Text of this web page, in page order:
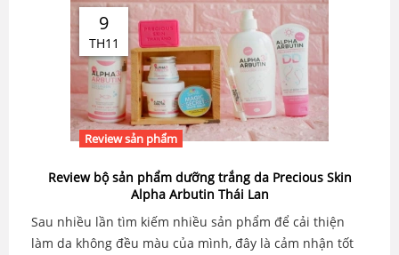
9
TH11
Review sản phẩm
Review bộ sản phẩm dưỡng trắng da Precious Skin
Alpha Arbutin Thái Lan
Sau nhiều lần tìm kiếm nhiều sản phẩm để cải thiện
làm da không đều màu của mình, đây là cảm nhận tốt